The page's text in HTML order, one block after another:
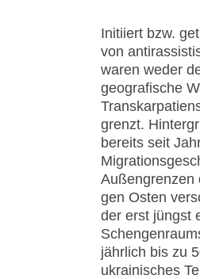
Initiiert bzw.
von
waren weder
geografische
grenzt.
bereits seit
Außengrenzen
gen Osten
der erst jüngst
jährlich bis zu
ukrainisches